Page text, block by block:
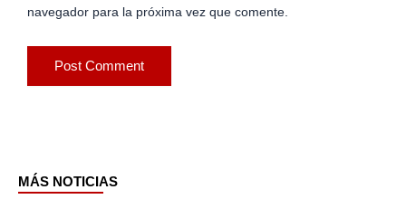
navegador para la próxima vez que comente.
MÁS NOTICIAS